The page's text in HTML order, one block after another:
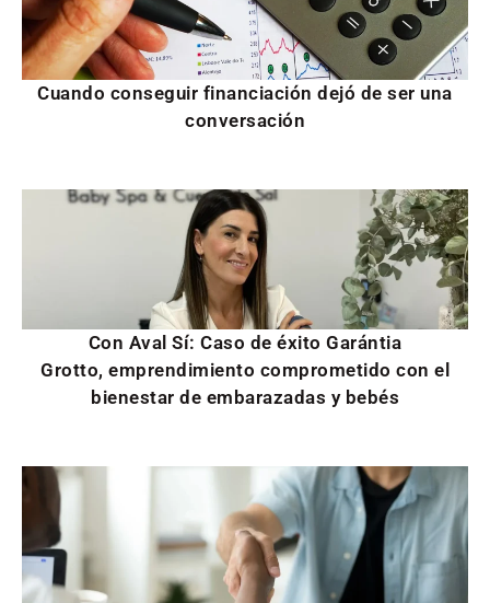
Cuando conseguir financiación dejó de ser una
conversación
Con Aval Sí: Caso de éxito Garántia
Grotto, emprendimiento comprometido con el
bienestar de embarazadas y bebés